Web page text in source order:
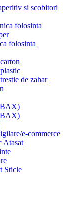
si scobitori
folosinta
folosinta
de zahar
e-commerce
Atasat
Sticle